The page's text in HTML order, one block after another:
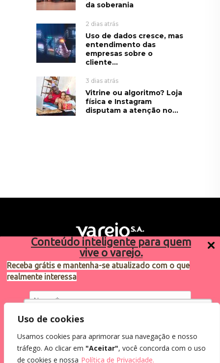
Conteúdo inteligente para quem
vive o varejo.
Receba grátis e mantenha-se atualizado com o que
realmente interessa
Eu concordo em receber comunicações.
Ao informar meus dados, eu concordo com a
Utilizamos cookies para oferecer melhor
como você interage em nosso site e
personalizar conteúdo.
Uso de cookies
Usamos cookies para aprimorar sua navegação e nosso
tráfego. Ao clicar em "Aceitar", você concorda com o uso
de cookies e nossa Política de Privacidade.
da soberania
2 dias atrás
Uso de dados cresce, mas
entendimento das
empresas sobre o
cliente...
3 dias atrás
Vitrine ou algoritmo? Loja
física e Instagram
disputam a atenção no...
Sugestões de pauta
varejosa@cndl.org.br
2024®. Todos os direitos reservados.